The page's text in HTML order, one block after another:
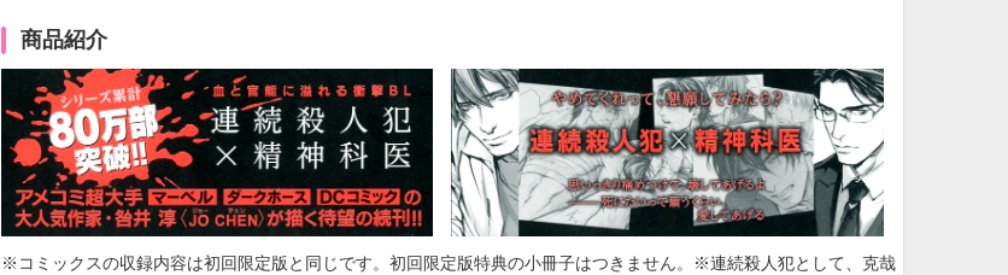
商品紹介
※コミックスの収録内容は初回限定版と同じです。初回限定版特典の小冊子はつきません。※連続殺人犯として、克哉